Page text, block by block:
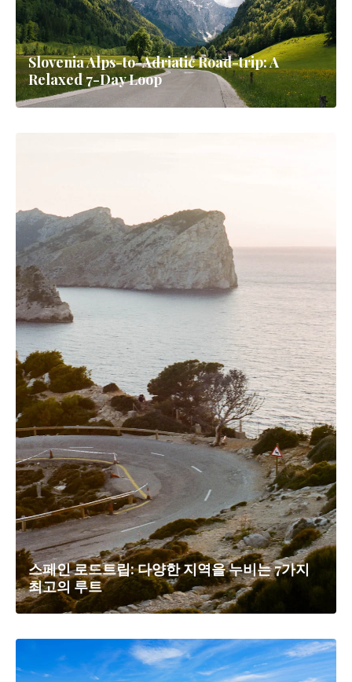
Slovenia Alps-to-Adriatic Road-trip: A
Relaxed 7-Day Loop
스페인 로드트립: 다양한 지역을 누비는 7가지
최고의 루트